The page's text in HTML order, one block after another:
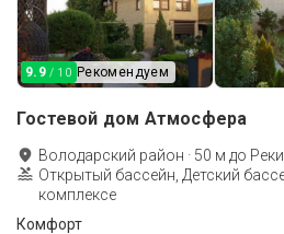
9.9 / 10 Рекомендуем
Гостевой дом Атмосфера
Володарский район · 50 м до Реки
Открытый бассейн, Детский
комплексе
Комфорт